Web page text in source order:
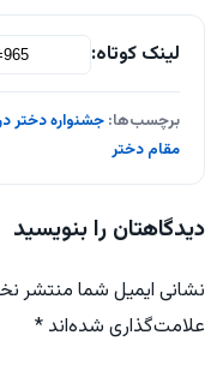
لینک کوتاه:
برچسب‌ها:جشنواره دختر
مقام دختر
دیدگاهتان را بنویسید
نشانی ایمیل شما منتشر
علامت‌گذاری شده‌اند *